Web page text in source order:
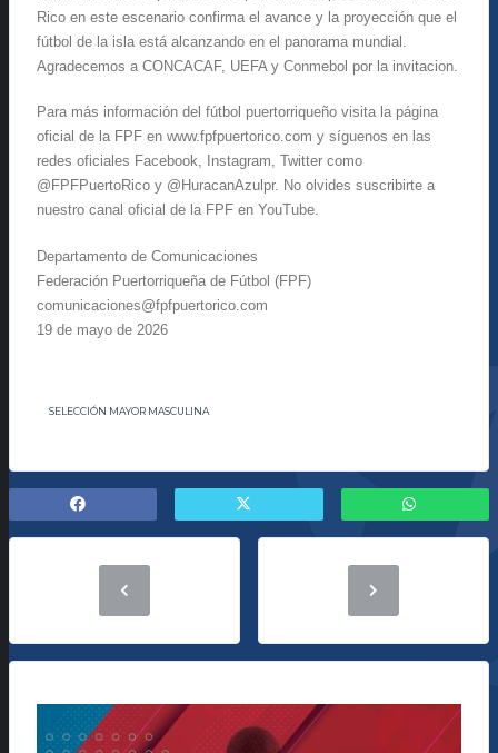
Rico en este escenario confirma el avance y la proyección que el
fútbol de la isla está alcanzando en el panorama mundial.
Agradecemos a CONCACAF, UEFA y Conmebol por la invitacion.
Para más información del fútbol puertorriqueño visita la página
oficial de la FPF en www.fpfpuertorico.com y síguenos en las
redes oficiales Facebook, Instagram, Twitter como
@FPFPuertoRico y @HuracanAzulpr. No olvides suscribirte a
nuestro canal oficial de la FPF en YouTube.
Departamento de Comunicaciones
Federación Puertorriqueña de Fútbol (FPF)
comunicaciones@fpfpuertorico.com
19 de mayo de 2026
SELECCIÓN MAYOR MASCULINA